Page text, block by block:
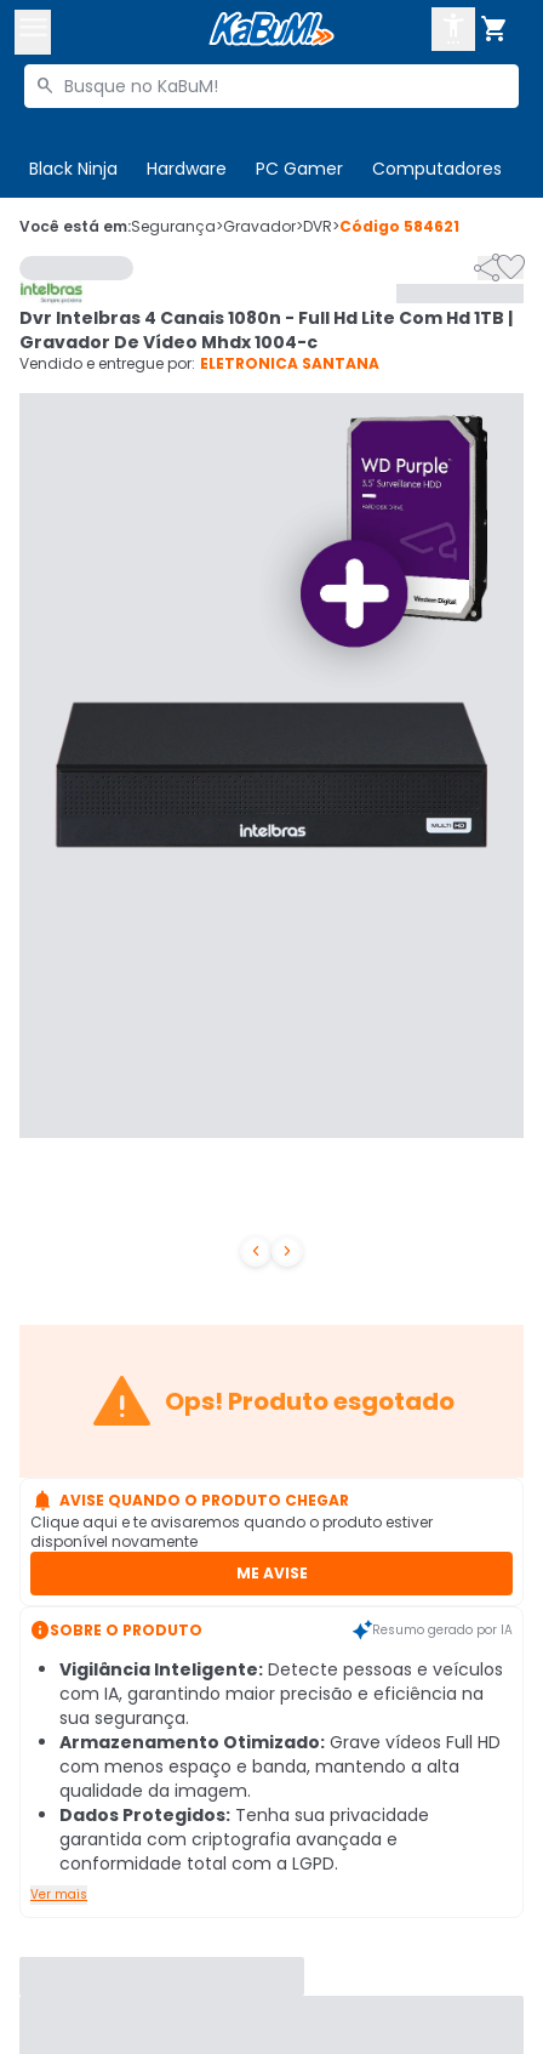

Buscar produtos

Black Ninja Hardware PC Gamer Computadores
 Olá. Acesse sua conta
 Departamentos
Cupons
CADASTRE-SE
Você está em:Segurança>Gravador>DVR>Código 584621
 

Dvr Intelbras 4 Canais 1080n - Full Hd Lite Com Hd 1TB |
Gravador De Vídeo Mhdx 1004-c
Vendido e entregue por: ELETRONICA SANTANA
 Ops! Produto esgotado
 AVISE QUANDO O PRODUTO CHEGAR
Clique aqui e te avisaremos quando o produto estiver
disponível novamente
ME AVISE
SOBRE O PRODUTO Resumo gerado por IA
Vigilância Inteligente: Detecte pessoas e veículos
com IA, garantindo maior precisão e eficiência na
sua segurança.
Armazenamento Otimizado: Grave vídeos Full HD
com menos espaço e banda, mantendo a alta
qualidade da imagem.
Dados Protegidos: Tenha sua privacidade
garantida com criptografia avançada e
conformidade total com a LGPD.
Ver mais